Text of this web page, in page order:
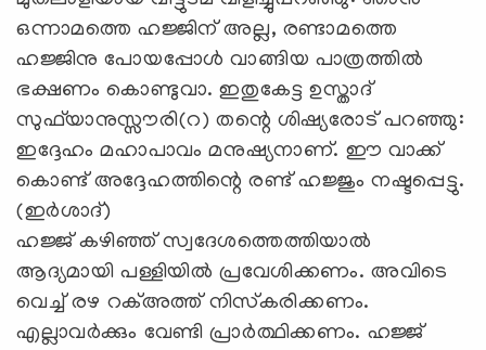
ഒന്നാമത്തെ ഹജ്ജിന് അല്ല, രണ്ടാമത്തെ
ഹജ്ജിനു പോയപ്പോള്‍ വാങ്ങിയ പാത്രത്തില്‍
ഭക്ഷണം കൊണ്ടുവാ. ഇതുകേട്ട ഉസ്താദ്
സുഫ്‌യാനുസ്സൗരി(റ) തന്റെ ശിഷ്യരോട് പറഞ്ഞു:
ഇദ്ദേഹം മഹാപാവം മനുഷ്യനാണ്. ഈ വാക്ക്
കൊണ്ട് അദ്ദേഹത്തിന്റെ രണ്ട് ഹജ്ജും നഷ്ടപ്പെട്ടു.
(ഇര്‍ശാദ്)
ഹജ്ജ് കഴിഞ്ഞ് സ്വദേശത്തെത്തിയാല്‍
ആദ്യമായി പള്ളിയില്‍ പ്രവേശിക്കണം. അവിടെ
വെച്ച് രഴ റക്അത്ത് നിസ്‌കരിക്കണം.
എല്ലാവര്‍ക്കും വേണ്ടി പ്രാര്‍ത്ഥിക്കണം. ഹജ്ജ്